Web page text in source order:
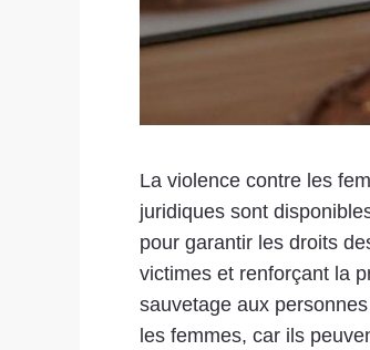
La violence contre les
juridiques sont
pour garantir les droits
victimes et renforçant la
sauvetage aux
les femmes, car ils